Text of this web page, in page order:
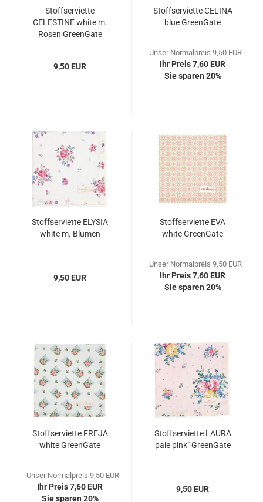
Stoffserviette
CELESTINE white m.
Rosen GreenGate
9,50 EUR
Stoffserviette CELINA
blue GreenGate
Unser Normalpreis 9,50 EUR
Ihr Preis 7,60 EUR
Sie sparen 20%
Stoffserviette ELYSIA
white m. Blumen
9,50 EUR
Stoffserviette EVA
white GreenGate
Unser Normalpreis 9,50 EUR
Ihr Preis 7,60 EUR
Sie sparen 20%
Stoffserviette FREJA
white GreenGate
Unser Normalpreis 9,50 EUR
Ihr Preis 7,60 EUR
Sie sparen 20%
Stoffserviette LAURA
pale pink" GreenGate
9,50 EUR